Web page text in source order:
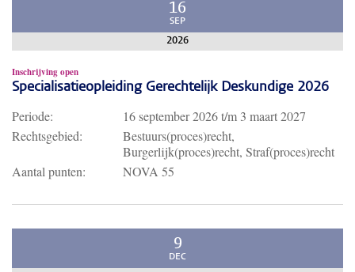
16
SEP
2026
Inschrijving open
Specialisatieopleiding Gerechtelijk Deskundige 2026
Periode: 16 september 2026t/m 3 maart 2027
Rechtsgebied:
Bestuurs(proces)recht,
Burgerlijk(proces)recht, Straf(proces)recht
Aantal punten:
NOVA 55
9
DEC